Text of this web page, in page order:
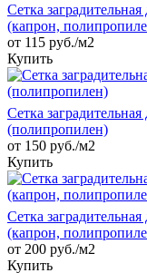
Сетка
(капрон,
от 115 руб./м2
Купить
Сетка
(полипропилен)
от 150 руб./м2
Купить
Сетка
(капрон,
от 200 руб./м2
Купить